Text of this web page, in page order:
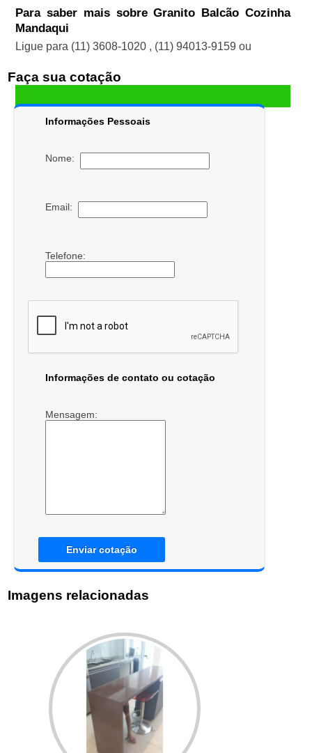
Para saber mais sobre Granito Balcão Cozinha
Mandaqui
Ligue para (11) 3608-1020 , (11) 94013-9159 ou
Faça sua cotação
Informações Pessoais
Nome:
Email:
Telefone:
Informações de contato ou cotação
Mensagem:
Enviar cotação
Imagens relacionadas